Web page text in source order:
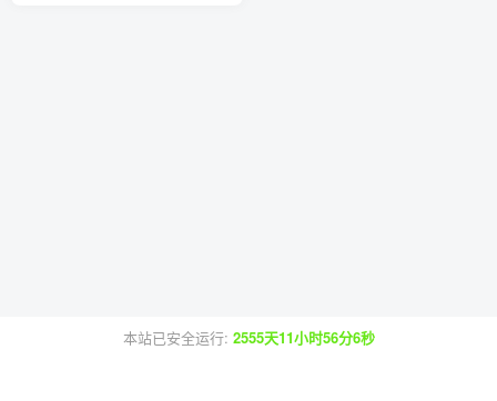
本站已安全运行: 2555天11小时56分6秒